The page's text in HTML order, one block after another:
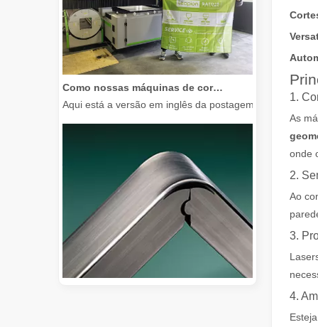
Como nossas máquinas de corte a laser estão capacitando a fabricação mexicana
Aqui está a versão em inglês da postagem do blog,1.
As
onde
2.
Ao
3.
4.